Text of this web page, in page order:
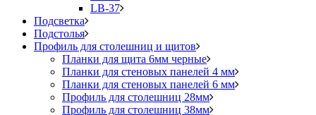
LB-37
Подсветка
Подстолья
Профиль для столешниц и щитов
Планки для щита 6мм черные
Планки для стеновых панелей 4 мм
Планки для стеновых панелей 6 мм
Профиль для столешниц 28мм
Профиль для столешниц 38мм